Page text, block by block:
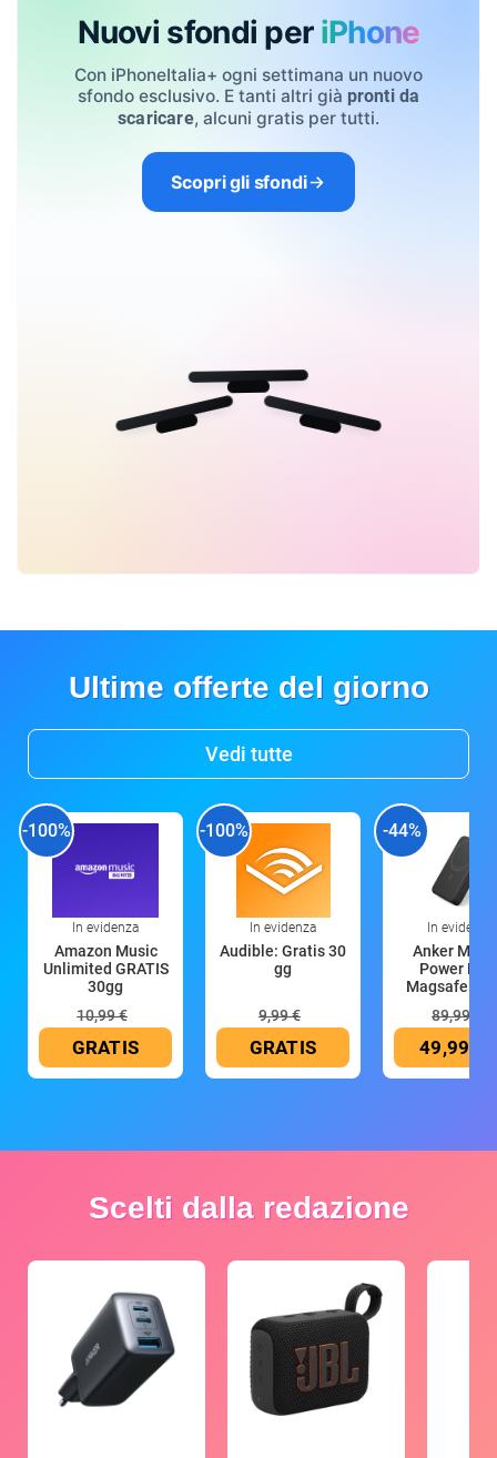
Nuovi sfondi per iPhone
Con iPhoneItalia+ ogni settimana un nuovo
sfondo esclusivo. E tanti altri già pronti da
scaricare, alcuni gratis per tutti.
Scopri gli sfondi
Ultime offerte del giorno
Vedi tutte
-100%
In evidenza
Amazon Music
Unlimited GRATIS
30gg
10,99 €
GRATIS
-100%
In evidenza
Audible: Gratis 30
gg
9,99 €
GRATIS
-44%
In evidenza
Anker
Power
Magsafe
89,99 €
49,99 €
Scelti dalla redazione